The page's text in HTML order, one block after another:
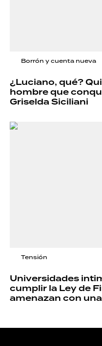
Borrón y cuenta nueva
¿Luciano, qué?
hombre que
Griselda Siciliani
Tensión
Universidades
cumplir la Ley de
amenazan con